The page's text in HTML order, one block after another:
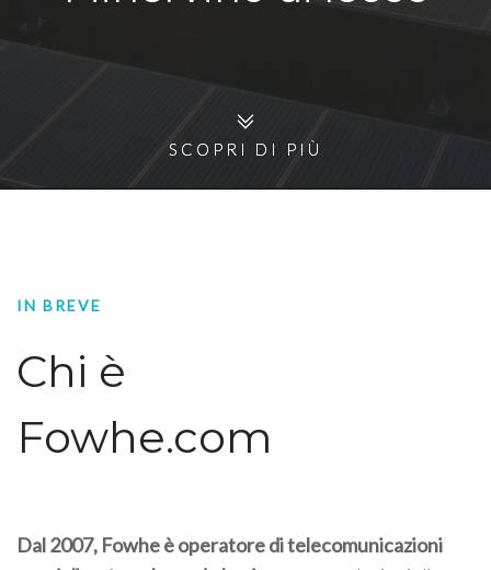
SCOPRI DI PIÙ
SCOPRI DI PIÙ
IN BREVE
Chi è
Fowhe.com
Dal 2007, Fowhe è operatore di telecomunicazioni